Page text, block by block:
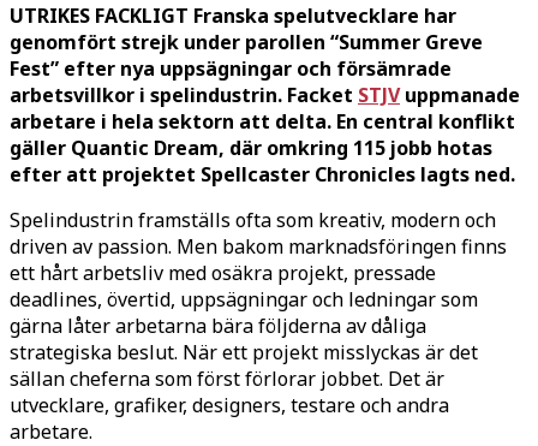
UTRIKES FACKLIGT Franska spelutvecklare har
genomfört strejk under parollen “Summer Greve
Fest” efter nya uppsägningar och försämrade
arbetsvillkor i spelindustrin. Facket STJVuppmanade
arbetare i hela sektorn att delta. En central konflikt
gäller Quantic Dream, där omkring 115 jobb hotas
efter att projektet Spellcaster Chronicles lagts ned.
Spelindustrin framställs ofta som kreativ, modern och
driven av passion. Men bakom marknadsföringen finns
ett hårt arbetsliv med osäkra projekt, pressade
deadlines, övertid, uppsägningar och ledningar som
gärna låter arbetarna bära följderna av dåliga
strategiska beslut. När ett projekt misslyckas är det
sällan cheferna som först förlorar jobbet. Det är
utvecklare, grafiker, designers, testare och andra
arbetare.